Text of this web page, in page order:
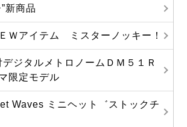
新商品
Ｗアイテム ミスターノッキー！
ジタルメトロノームＤＭ５１Ｒ
限定モデル
Waves ミニヘット゛ストックチ